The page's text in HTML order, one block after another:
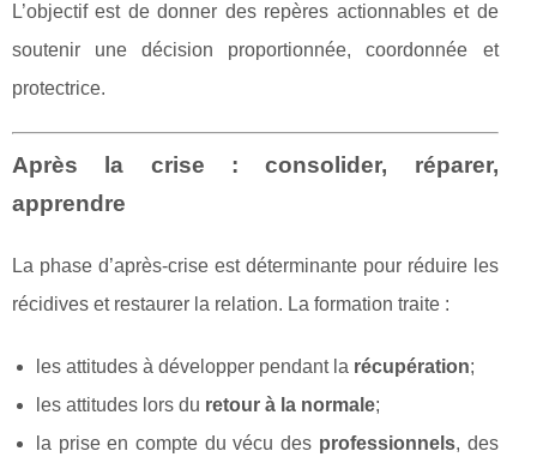
L’objectif est de donner des repères actionnables et de
soutenir une décision proportionnée, coordonnée et
protectrice.
Après la crise : consolider, réparer,
apprendre
La phase d’après-crise est déterminante pour réduire les
récidives et restaurer la relation. La formation traite :
les attitudes à développer pendant la récupération;
les attitudes lors du retour à la normale;
la prise en compte du vécu des professionnels, des